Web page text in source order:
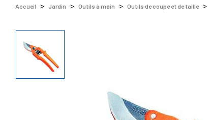
Accueil Jardin Outils à main Outils de coupe et de taille